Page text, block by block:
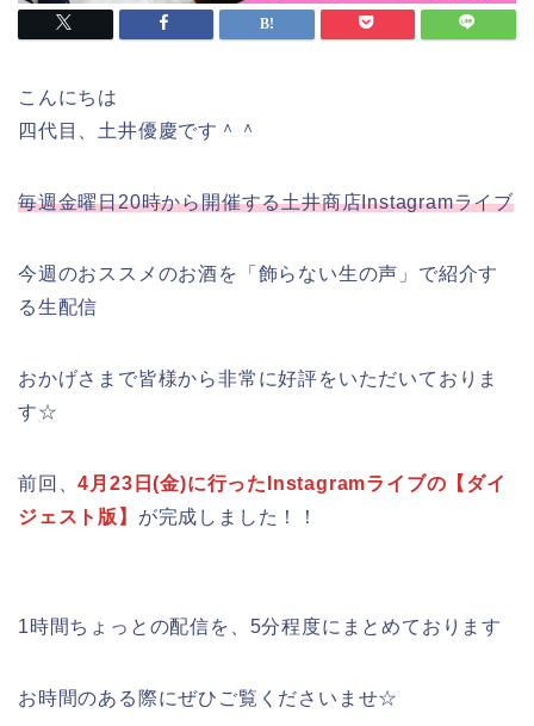
こんにちは
四代目、土井優慶です＾＾
毎週金曜日20時から開催する土井商店Instagramライブ
今週のおススメのお酒を「飾らない生の声」で紹介す
る生配信
おかげさまで皆様から非常に好評をいただいておりま
す☆
前回、4月23日(金)に行ったInstagramライブの【ダイ
ジェスト版】 が完成しました！！
1時間ちょっとの配信を、5分程度にまとめております
お時間のある際にぜひご覧くださいませ☆